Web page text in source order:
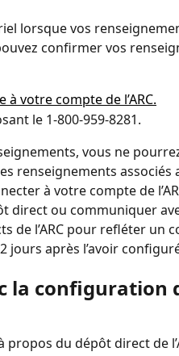
lorsque vos
confirmer vos
votre compte de l’ARC.
le 1-800-959-8281.
vous ne
renseignements associés
à votre compte de
ou communiquer
de l’ARC pour refléter un
jours après l’avoir
la
propos du dépôt direct de